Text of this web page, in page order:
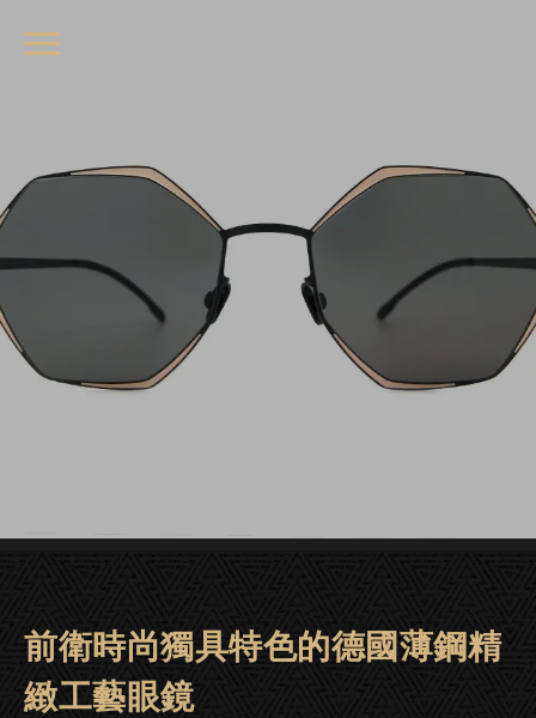
Mykita眼鏡 | 大安－Mykita-228
前衛時尚獨具特色的德國薄鋼精
緻工藝眼鏡